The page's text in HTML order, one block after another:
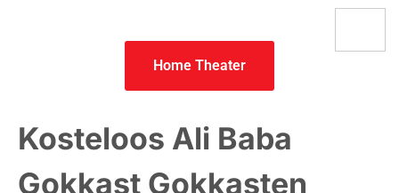
Home Theater
Kosteloos Ali Baba
Gokkast Gokkasten